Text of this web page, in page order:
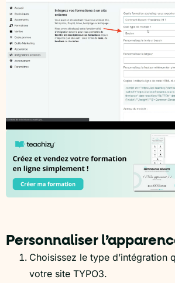
Personnaliser
Choisissez le type d’intégration
votre site TYPO3.